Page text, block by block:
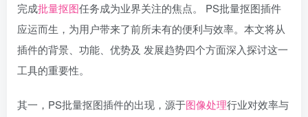
完成批量抠图任务成为业界关注的焦点。 PS批量抠图插件
应运而生，为用户带来了前所未有的便利与效率。本文将从
插件的背景、功能、优势及 发展趋势四个方面深入探讨这一
工具的重要性。
其一，PS批量抠图插件的出现，源于图像处理行业对效率与